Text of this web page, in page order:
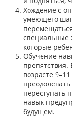
Хождение с
умеющего
специальные
которые
Обучение
препятствия.
возрасте
переступать
навык
будущем.